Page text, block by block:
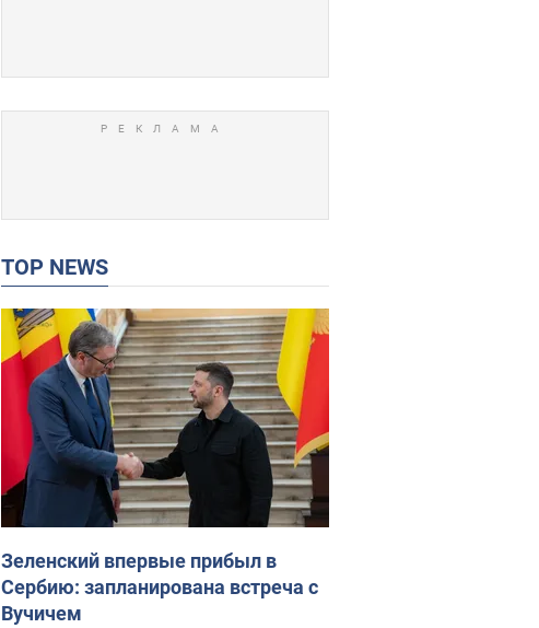
TOP NEWS
Зеленский впервые прибыл в
Сербию: запланирована встреча с
Вучичем